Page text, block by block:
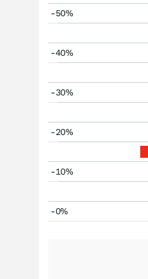
-50%
-40%
-30%
-20%
-10%
-0%